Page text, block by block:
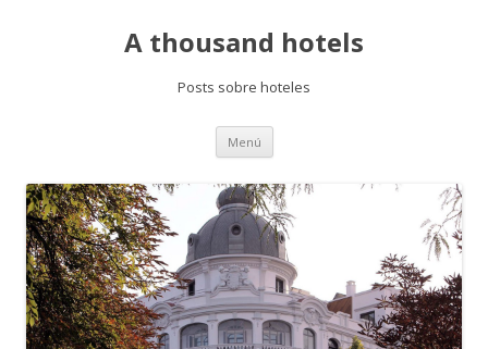
A thousand hotels
Posts sobre hoteles
Menú Saltar
contenido